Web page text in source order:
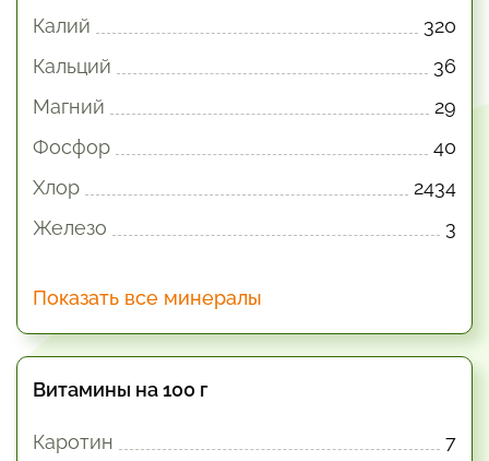
Калий
320
Кальций
36
Магний
29
Фосфор
40
Хлор
2434
Железо
3
Показать все минералы
Витамины на 100 г
Каротин
7